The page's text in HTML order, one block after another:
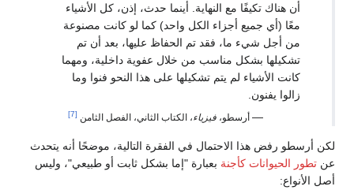
أن هناك تكيفًا مع النهاية. أينما حدث، إذن، كل الأشياء
معًا (أي جميع أجزاء الكل واحد) كما لو كانت مصنوعة
من أجل شيء ما، فقد تم الحفاظ عليها، بعد أن تم
تشكيلها بشكل مناسب من خلال عفوية داخلية، ومهما
كانت الأشياء لم يتم تشكيلها على هذا النحو فنوا وما
زالوا يفنون.
— أرسطو، فيزياء، الكتاب الثاني، الفصل الثامن [7]
لكن أرسطو رفض هذا الاحتمال في الفقرة التالية، موضحًا أنه يتحدث
عن تطور الحيوانات كأجنة بعبارة "إما بشكل ثابت أو طبيعي"، وليس
أصل الأنواع: